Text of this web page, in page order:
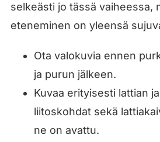
selkeästi jo tässä vaiheessa,
eteneminen on yleensä
Ota valokuvia ennen
ja purun jälkeen.
Kuvaa erityisesti lattian
liitoskohdat sekä
ne on avattu.